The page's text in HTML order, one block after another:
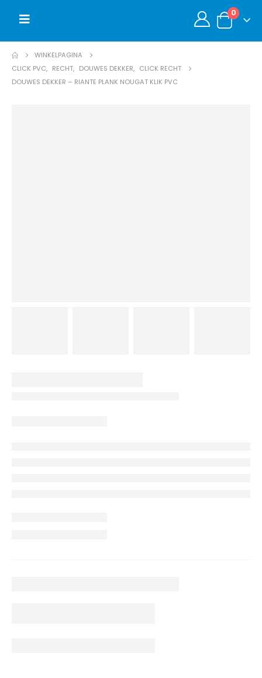
0
WINKELPAGINA
CLICK PVC, RECHT, DOUWES DEKKER, CLICK RECHT
DOUWES DEKKER – RIANTE PLANK NOUGAT KLIK PVC